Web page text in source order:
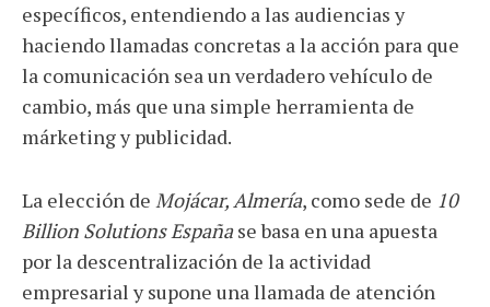
específicos, entendiendo a las audiencias y
haciendo llamadas concretas a la acción para que
la comunicación sea un verdadero vehículo de
cambio, más que una simple herramienta de
márketing y publicidad.
La elección de Mojácar, Almería, como sede de 10
Billion Solutions Españase basa en una apuesta
por la descentralización de la actividad
empresarial y supone una llamada de atención